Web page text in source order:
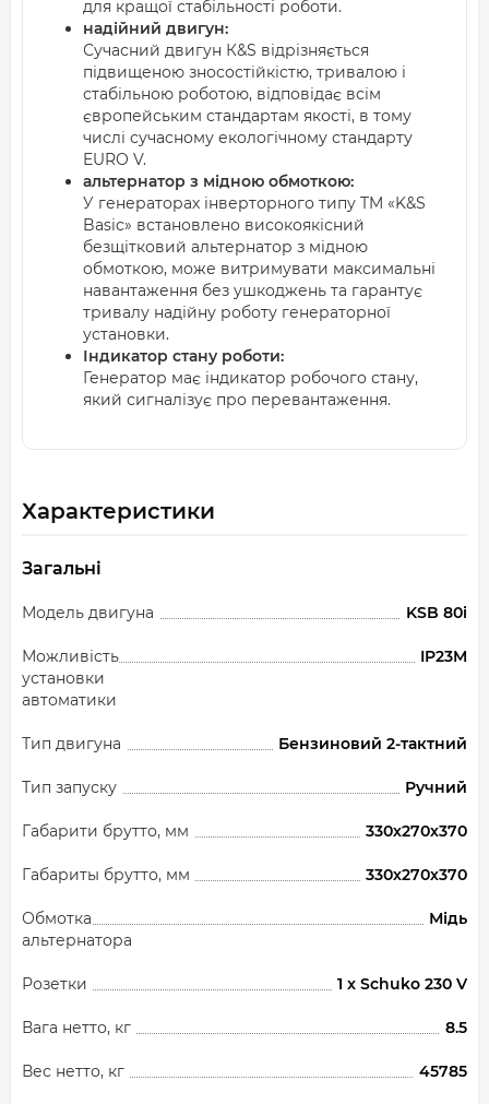
для кращої стабільності роботи.
надійний двигун:
Сучасний двигун К&S відрізняється
підвищеною зносостійкістю, тривалою і
стабільною роботою, відповідає всім
європейським стандартам якості, в тому
числі сучасному екологічному стандарту
EURO V.
альтернатор з мідною обмоткою:
У генераторах інверторного типу TM «K&S
Basic» встановлено високоякісний
безщітковий альтернатор з мідною
обмоткою, може витримувати максимальні
навантаження без ушкоджень та гарантує
тривалу надійну роботу генераторної
установки.
Індикатор стану роботи:
Генератор має індикатор робочого стану,
який сигналізує про перевантаження.
Характеристики
Загальні
Модель двигуна KSB 80i
Можливість
установки
автоматики
IP23M
Тип двигуна Бензиновий 2-тактний
Тип запуску Ручний
Габарити брутто, мм 330х270х370
Габариты брутто, мм 330х270х370
Обмотка
альтернатора
Мідь
Розетки 1 x Schuko 230 V
Вага нетто, кг 8.5
Вес нетто, кг 45785